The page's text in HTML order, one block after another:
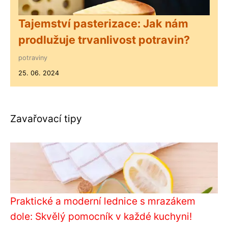
Tajemství pasterizace: Jak nám
prodlužuje trvanlivost potravin?
potraviny
25. 06. 2024
Zavařovací tipy
Praktické a moderní lednice s mrazákem
dole: Skvělý pomocník v každé kuchyni!